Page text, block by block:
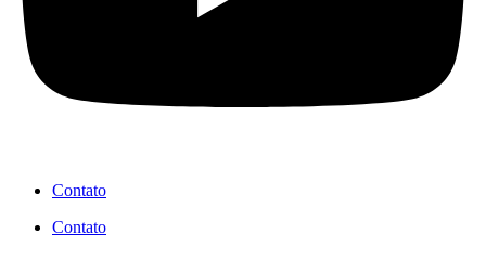
Contato
Contato